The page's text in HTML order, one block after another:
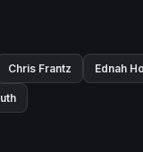
Chris Frantz Ednah